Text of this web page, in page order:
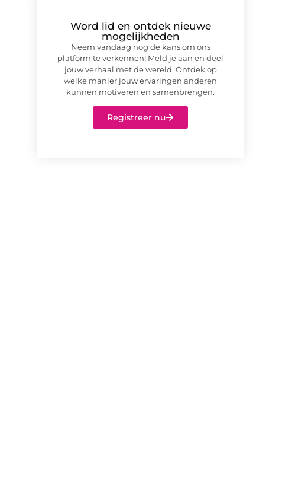
Word lid en ontdek nieuwe
mogelijkheden
Neem vandaag nog de kans om ons
platform te verkennen! Meld je aan en deel
jouw verhaal met de wereld. Ontdek op
welke manier jouw ervaringen anderen
kunnen motiveren en samenbrengen.
Registreer nu